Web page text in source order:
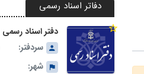
دفاتر اسناد رسمی
دفتر اسناد رسمی 511 مشهد
سردفتر:
شهر: